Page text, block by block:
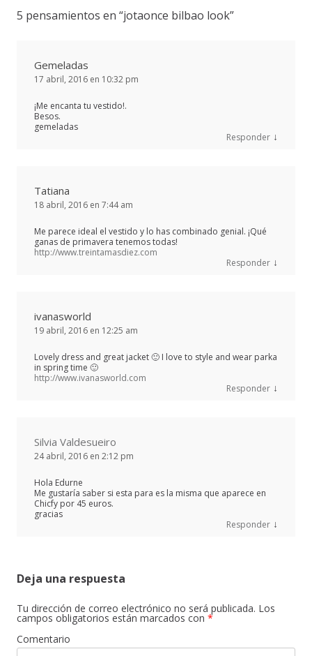
5 pensamientos en “jotaonce bilbao look”
Gemeladas
17 abril, 2016 en 10:32 pm
¡Me encanta tu vestido!.
Besos.
gemeladas
Responder ↓
Tatiana
18 abril, 2016 en 7:44 am
Me parece ideal el vestido y lo has combinado genial. ¡Qué
ganas de primavera tenemos todas!
http://www.treintamasdiez.com
Responder ↓
ivanasworld
19 abril, 2016 en 12:25 am
Lovely dress and great jacket 🙂 I love to style and wear parka
in spring time 🙂
http://www.ivanasworld.com
Responder ↓
Silvia Valdesueiro
24 abril, 2016 en 2:12 pm
Hola Edurne
Me gustaría saber si esta para es la misma que aparece en
Chicfy por 45 euros.
gracias
Responder ↓
Deja una respuesta
Tu dirección de correo electrónico no será publicada. Los
campos obligatorios están marcados con *
Comentario